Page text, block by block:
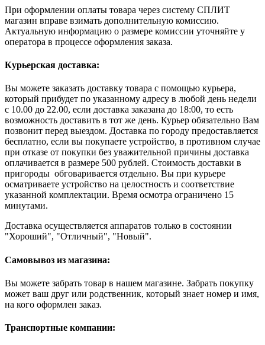
При оформлении оплаты товара через систему СПЛИТ
магазин вправе взимать дополнительную комиссию.
Актуальную информацию о размере комиссии уточняйте у
оператора в процессе оформления заказа.
Курьерская доставка:
Вы можете заказать доставку товара с помощью курьера,
который прибудет по указанному адресу в любой день недели
с 10.00 до 22.00, если доставка заказана до 18:00, то есть
возможность доставить в тот же день. Курьер обязательно Вам
позвонит перед выездом. Доставка по городу предоставляется
бесплатно, если вы покупаете устройство, в противном случае
при отказе от покупки без уважительной причины доставка
оплачивается в размере 500 рублей. Стоимость доставки в
пригороды обговаривается отдельно. Вы при курьере
осматриваете устройство на целостность и соответствие
указанной комплектации. Время осмотра ограничено 15
минутами.
Доставка осуществляется аппаратов только в состоянии
"Хороший", "Отличный", "Новый".
Самовывоз из магазина:
Вы можете забрать товар в нашем магазине. Забрать покупку
может ваш друг или родственник, который знает номер и имя,
на кого оформлен заказ.
Транспортные компании: